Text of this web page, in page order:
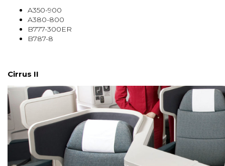
A350-900
A380-800
B777-300ER
B787-8
Cirrus II